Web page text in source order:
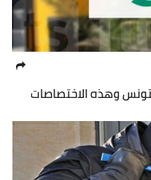
وهذه الاختصاصات